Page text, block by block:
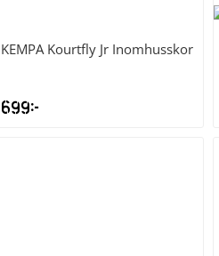
KEMPA Kourtfly Jr Inomhusskor
699kr